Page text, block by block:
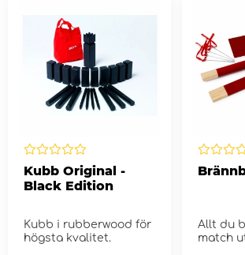
Kubb Original -
Black Edition
Kubb i rubberwood för
högsta kvalitet.
Allt du
match